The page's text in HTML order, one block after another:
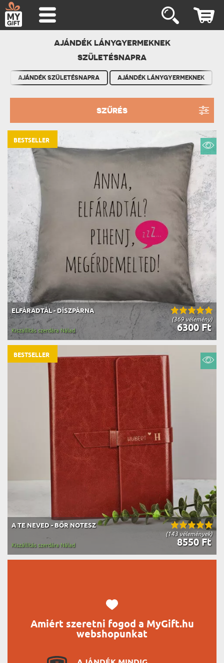
AJÁNDÉK LÁNYGYERMEKNEK
SZÜLETÉSNAPRA
AJÁNDÉK SZÜLETÉSNAPRA AJÁNDÉK LÁNYGYERMEKNEK
SZŰRÉS
(369 vélemény)
ELFÁRADTÁL - DÍSZPÁRNA
6300 Ft
Kiszállítás szerdára Nálad
BESTSELLER
(143 vélemények)
A TE NEVED - BŐR NOTESZ
8550 Ft
Kiszállítás szerdára Nálad
BESTSELLER
Amiért szeretni fogod a MyGift.hu
webshopunkat